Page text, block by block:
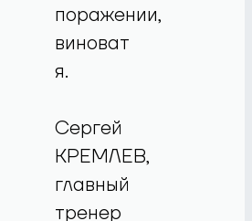
поражении,
виноват
я.
Сергей
КРЕМЛЕВ,
главный
тренер